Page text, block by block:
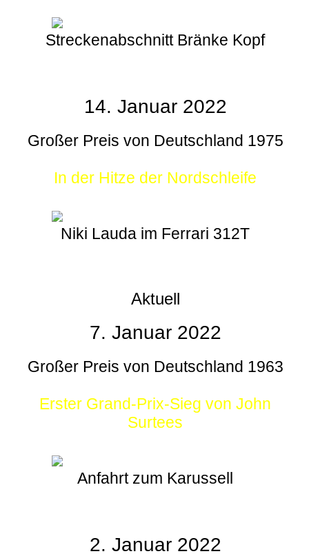
Streckenabschnitt Bränke Kopf
14. Januar 2022
Großer Preis von Deutschland 1975
In der Hitze der Nordschleife
Niki Lauda im Ferrari 312T
Aktuell
7. Januar 2022
Großer Preis von Deutschland 1963
Erster Grand-Prix-Sieg von John
Surtees
Anfahrt zum Karussell
2. Januar 2022